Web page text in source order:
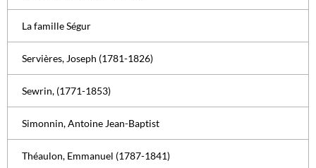
La famille Ségur
Servières, Joseph (1781-1826)
Sewrin, (1771-1853)
Simonnin, Antoine Jean-Baptist
Théaulon, Emmanuel (1787-1841)